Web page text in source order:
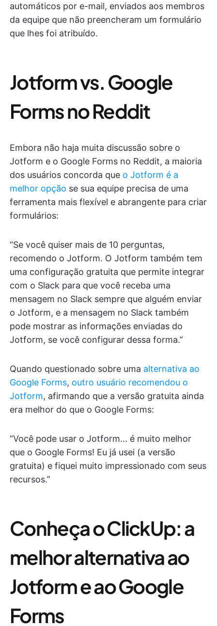
automáticos por e-mail, enviados aos membros
da equipe que não preencheram um formulário
que lhes foi atribuído.
Jotform vs. Google
Forms no Reddit
Embora não haja muita discussão sobre o
Jotform e o Google Forms no Reddit, a maioria
dos usuários concorda que o Jotform é a
melhor opção se sua equipe precisa de uma
ferramenta mais flexível e abrangente para criar
formulários:
“Se você quiser mais de 10 perguntas,
recomendo o Jotform. O Jotform também tem
uma configuração gratuita que permite integrar
com o Slack para que você receba uma
mensagem no Slack sempre que alguém enviar
o Jotform, e a mensagem no Slack também
pode mostrar as informações enviadas do
Jotform, se você configurar dessa forma.”
Quando questionado sobre uma alternativa ao
Google Forms, outro usuário recomendou o
Jotform, afirmando que a versão gratuita ainda
era melhor do que o Google Forms:
“Você pode usar o Jotform... é muito melhor
que o Google Forms! Eu já usei (a versão
gratuita) e fiquei muito impressionado com seus
recursos.”
Conheça o ClickUp: a
melhor alternativa ao
Jotform e ao Google
Forms